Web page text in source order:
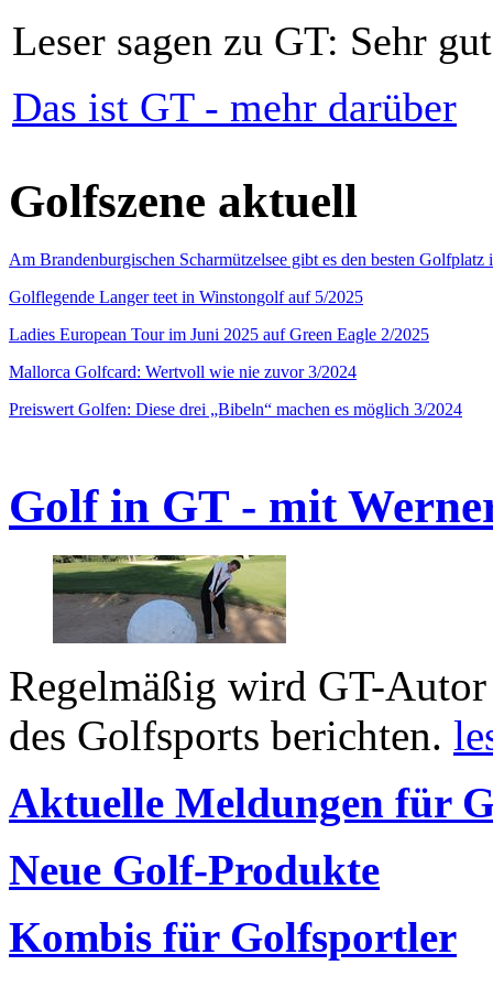
Leser sagen zu GT: Sehr
Das ist GT - mehr darüber
Golfszene aktuell
Am Brandenburgischen Scharmützelsee gibt es den besten
Golflegende Langer teet in Winstongolf auf 5/2025
Ladies European Tour im Juni 2025 auf Green Eagle 2/2025
Mallorca Golfcard: Wertvoll wie nie zuvor 3/2024
Preiswert Golfen: Diese drei „Bibeln“ machen es möglich 3/2024
Golf in GT - mit
Regelmäßig wird GT-
des Golfsports berichten.
Aktuelle Meldungen für
Neue Golf-Produkte
Kombis für Golfsportler